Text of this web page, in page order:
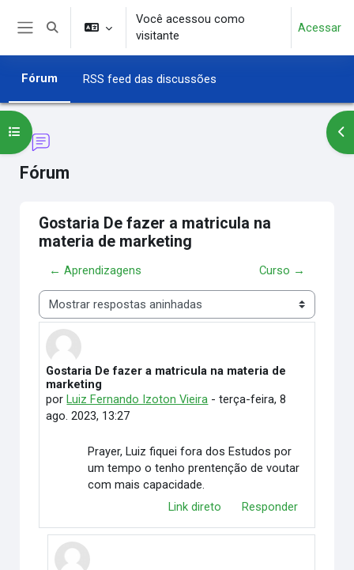
Ir para o conteúdo principal
Alternar entrada de pesquisa
Você acessou como
visitante
Acessar
Fórum RSS feed das discussões
Fórum
Abrir índice do curso
Gostaria De fazer a matricula na
materia de marketing
← Aprendizagens Curso →
Modo de visualização
Gostaria De fazer a matricula na materia de
marketing
por Luiz Fernando Izoton Vieira -terça-feira, 8
ago. 2023, 13:27
Número de respostas: 1
Prayer, Luiz fiquei fora dos Estudos por
um tempo o tenho prentenção de voutar
com mais capacidade.
Link direto
Responder